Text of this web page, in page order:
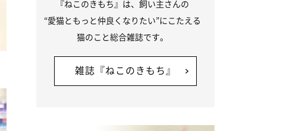
『ねこのきもち』は、飼い主さんの
“愛猫ともっと仲良くなりたい”にこたえる
猫のこと総合雑誌です。
雑誌『ねこのきもち』